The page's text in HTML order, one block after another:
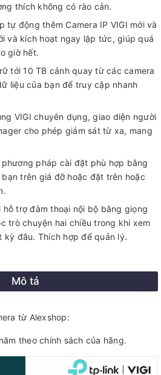
thích không có rào cản.
tự động thêm Camera IP VIGI mới và
và kích hoạt ngay lập tức, giúp quá
giờ hết.
tới 10 TB cảnh quay từ các camera
liệu của bạn để truy cập nhanh
VIGI chuyên dụng, giao diện người
cho phép giám sát từ xa, mang
pháp cài đặt phù hợp bằng
trên giá đỡ hoặc đặt trên hoặc
hỗ trợ đàm thoại nội bộ bằng giọng
trò chuyện hai chiều trong khi xem
đâu. Thích hợp để quản lý.
Mô tả
từ Alexshop:
theo chính sách của hãng.